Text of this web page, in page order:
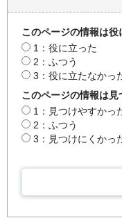
このページの情報は役
1：役に立った
2：ふつう
3：役に立たなかっ
このページの情報は見
1：見つけやすかっ
2：ふつう
3：見つけにくかっ